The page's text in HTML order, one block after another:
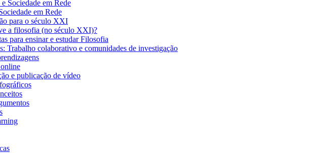
Sociedade em Rede
em Rede
para o século XXI
a filosofia (no século XXI)?
para ensinar e estudar Filosofia
Trabalho colaborativo e comunidades de investigação
e publicação de vídeo